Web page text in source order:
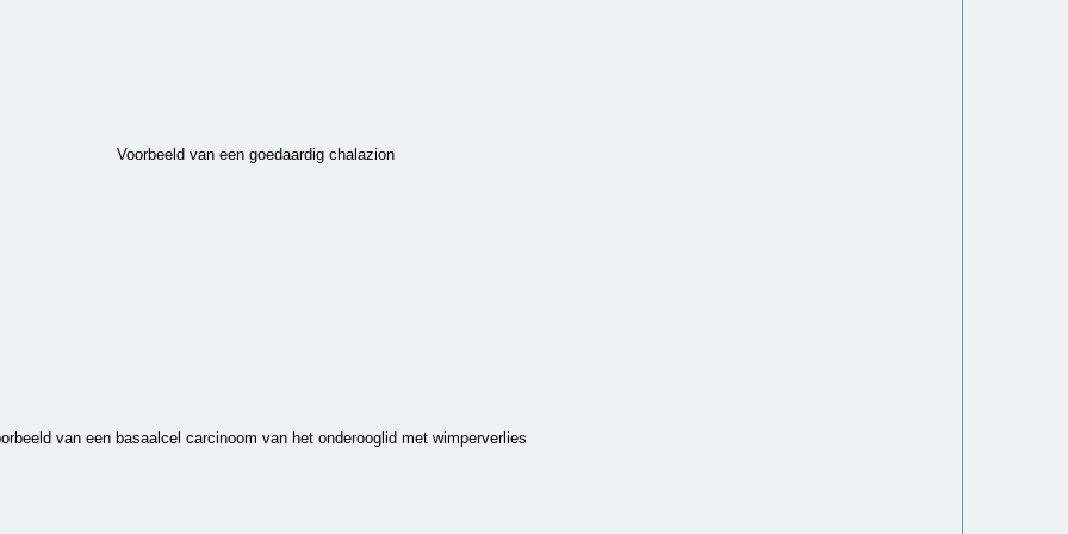
Voorbeeld van een goedaardig chalazion
van een basaalcel carcinoom van het onderooglid met wimperverlies